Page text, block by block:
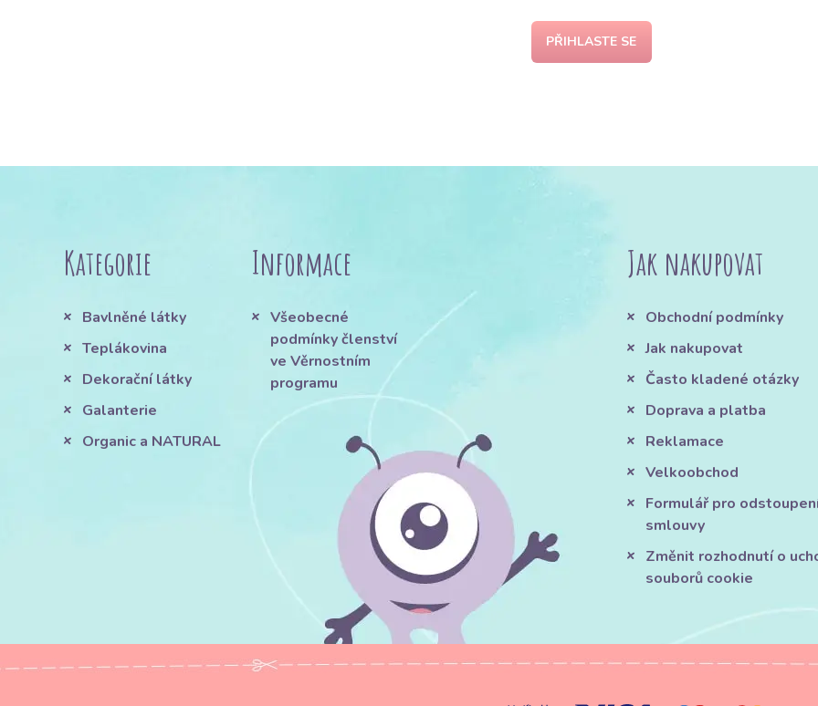
PŘIHLASTE SE
Kategorie
Bavlněné látky
Teplákovina
Dekorační látky
Galanterie
Organic a NATURAL
Informace
Všeobecné
podmínky členství
ve Věrnostním
programu
Jak nakupovat
Obchodní podmínky
Jak nakupovat
Často kladené otázky
Doprava a platba
Reklamace
Velkoobchod
Formulář pro
smlouvy
Změnit rozhodnutí o
souborů cookie